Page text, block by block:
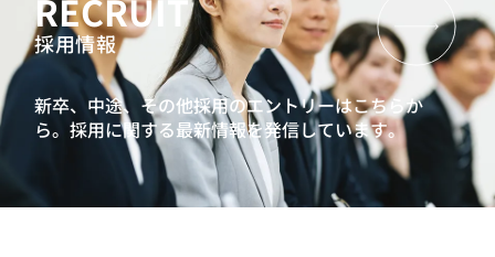
RECRUIT
採用情報
新卒、中途、その他採用のエントリーはこちらか
ら。採用に関する最新情報を発信しています。